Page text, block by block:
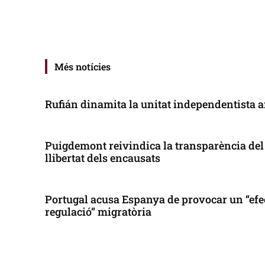
Més notícies
Rufián dinamita la unitat independentista
Puigdemont reivindica la transparència
llibertat dels encausats
Portugal acusa Espanya de provocar un
regulació” migratòria